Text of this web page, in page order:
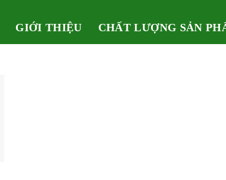
GIỚI THIỆU CHẤT LƯỢNG SẢN